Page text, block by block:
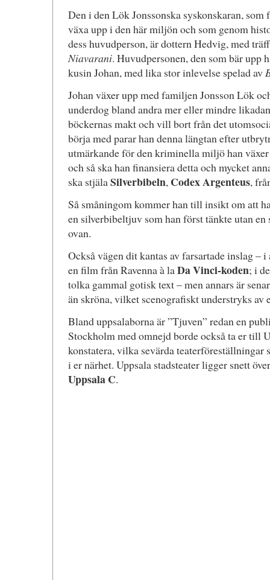
Den i den Lök Jonssonska syskonskaran, som
växa upp i den här miljön och som genom
dess huvudperson, är dottern Hedvig, med
Niavarani. Huvudpersonen, den som bär upp
kusin Johan, med lika stor inlevelse spelad av
Johan växer upp med familjen Jonsson Lök
underdog bland andra mer eller mindre
böckernas makt och vill bort från det
börja med parar han denna längtan efter
utmärkande för den kriminella miljö han
och så ska han finansiera detta och mycket
ska stjälaSilverbibeln, Codex Argenteus,
Så småningom kommer han till insikt om att
en silverbibeltjuv som han först tänkte utan
ovan.
Också vägen dit kantas av farsartade inslag –
en film från Ravenna à laDa Vinci-koden; i
tolka gammal gotisk text – men annars är
än skröna, vilket scenografiskt understryks av
Bland uppsalaborna är ”Tjuven” redan en
Stockholm med omnejd borde också ta er till
konstatera, vilka sevärda
i er närhet. Uppsala stadsteater ligger snett
Uppsala C.